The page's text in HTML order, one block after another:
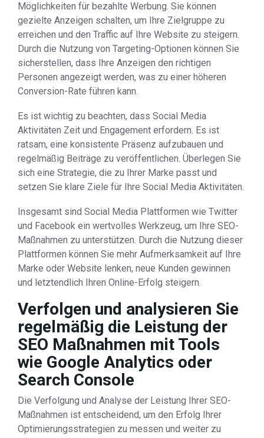
Möglichkeiten für bezahlte Werbung. Sie können
gezielte Anzeigen schalten, um Ihre Zielgruppe zu
erreichen und den Traffic auf Ihre Website zu steigern.
Durch die Nutzung von Targeting-Optionen können Sie
sicherstellen, dass Ihre Anzeigen den richtigen
Personen angezeigt werden, was zu einer höheren
Conversion-Rate führen kann.
Es ist wichtig zu beachten, dass Social Media
Aktivitäten Zeit und Engagement erfordern. Es ist
ratsam, eine konsistente Präsenz aufzubauen und
regelmäßig Beiträge zu veröffentlichen. Überlegen Sie
sich eine Strategie, die zu Ihrer Marke passt und
setzen Sie klare Ziele für Ihre Social Media Aktivitäten.
Insgesamt sind Social Media Plattformen wie Twitter
und Facebook ein wertvolles Werkzeug, um Ihre SEO-
Maßnahmen zu unterstützen. Durch die Nutzung dieser
Plattformen können Sie mehr Aufmerksamkeit auf Ihre
Marke oder Website lenken, neue Kunden gewinnen
und letztendlich Ihren Online-Erfolg steigern.
Verfolgen und analysieren Sie
regelmäßig die Leistung der
SEO Maßnahmen mit Tools
wie Google Analytics oder
Search Console
Die Verfolgung und Analyse der Leistung Ihrer SEO-
Maßnahmen ist entscheidend, um den Erfolg Ihrer
Optimierungsstrategien zu messen und weiter zu